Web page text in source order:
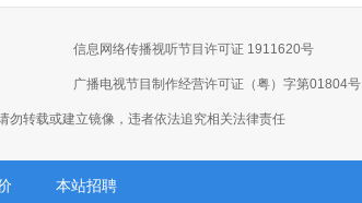
信息网络传播视听节目许可证 1911620号
广播电视节目制作经营许可证（粤）字第01804号
勿转载或建立镜像，违者依法追究相关法律责任
本站招聘